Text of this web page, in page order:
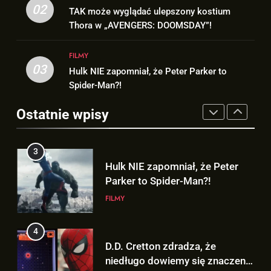
kostium Thora w „AVENGERS:
DOOMSDAY”!
FILMY
3
Hulk NIE zapomniał, że Peter
FILMY
4
D.D. Cretton zdradza, że
niedługo dowiemy się znaczenia
sceny po napisach „SPIDER-
MAN: BRAND NEW DAY”!
5
Kolejne informacje o roli
Lokiego w „AVENGERS:
DOOMSDAY”!
02
TAK może wyglądać ulepszony kostium
Thora w „AVENGERS: DOOMSDAY”!
03
FILMY
Hulk NIE zapomniał, że Peter Parker to
Spider-Man?!
Ostatnie wpisy
Nowy TRAILER „GTA VI” pojawi
się w serwisie.. NETFLIX!
2
TAK może wyglądać ulepszony
kostium Thora w „AVENGERS:
DOOMSDAY”!
FILMY
3
Hulk NIE zapomniał, że Peter
Parker to Spider-Man?!
FILMY
4
D.D. Cretton zdradza, że
niedługo dowiemy się znaczenia